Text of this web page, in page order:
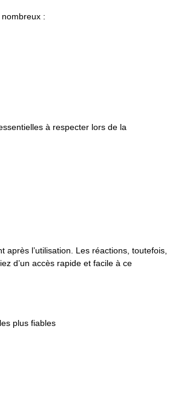
:
à respecter lors de la
l’utilisation. Les réactions, toutefois,
d’un accès rapide et facile à ce
plus fiables